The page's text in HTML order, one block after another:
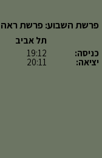
פרשת השבוע: פרשת ראה
כניסה:
יציאה:
תל אביב
19:12
20:11